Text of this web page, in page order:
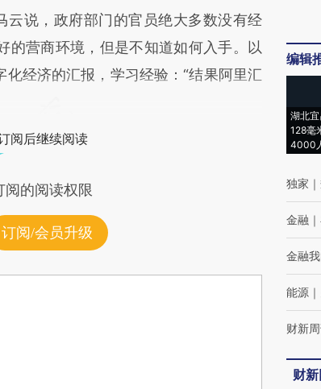
说，政府部门的官员绝大多数没有经
的营商环境，但是不知道如何入手。以
经济的汇报，学习经验：“结果阿里汇
阅后继续阅读
的阅读权限
订阅/会员升级
编辑
湖北
128毫
4000
独家 ｜
金融 ｜
金融
能源 ｜
财新
财